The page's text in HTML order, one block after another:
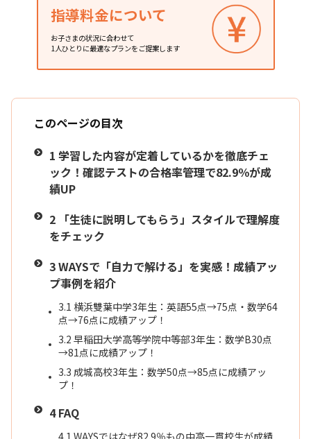
指導料金について
お子さまの状況に合わせて
1人ひとりに最適なプランをご提案します
このページの目次
1 学習した内容が定着しているかを徹底チェ
ック！確認テストの合格率管理で82.9％が成
績UP
2 「生徒に説明してもらう」スタイルで理解度
をチェック
3WAYSで「自力で解ける」を実感！成績アッ
プ事例を紹介
3.1 横浜雙葉中学3年生：英語55点→75点・数学64
点→76点に成績アップ！
3.2 早稲田大学高等学院中等部3年生：数学B30点
→81点に成績アップ！
3.3 成城高校3年生：数学50点→85点に成績アッ
プ！
4FAQ
4.1 WAYSではなぜ82.9％もの中高一貫校生が成績